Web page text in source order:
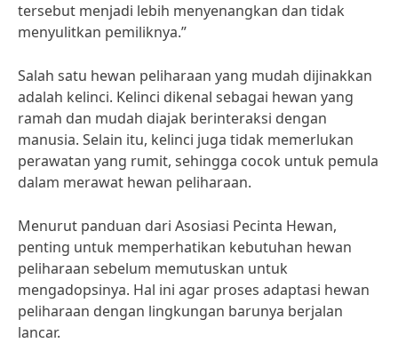
tersebut menjadi lebih menyenangkan dan tidak
menyulitkan pemiliknya.”
Salah satu hewan peliharaan yang mudah dijinakkan
adalah kelinci. Kelinci dikenal sebagai hewan yang
ramah dan mudah diajak berinteraksi dengan
manusia. Selain itu, kelinci juga tidak memerlukan
perawatan yang rumit, sehingga cocok untuk pemula
dalam merawat hewan peliharaan.
Menurut panduan dari Asosiasi Pecinta Hewan,
penting untuk memperhatikan kebutuhan hewan
peliharaan sebelum memutuskan untuk
mengadopsinya. Hal ini agar proses adaptasi hewan
peliharaan dengan lingkungan barunya berjalan
lancar.